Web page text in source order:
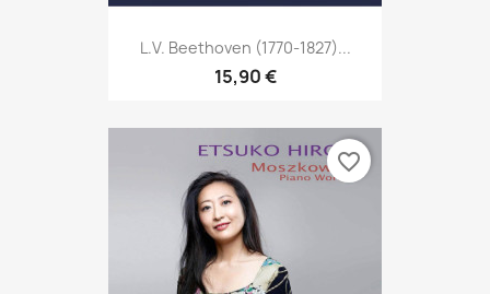
L.V. Beethoven (1770-1827)...
15,90 €
favorite_border